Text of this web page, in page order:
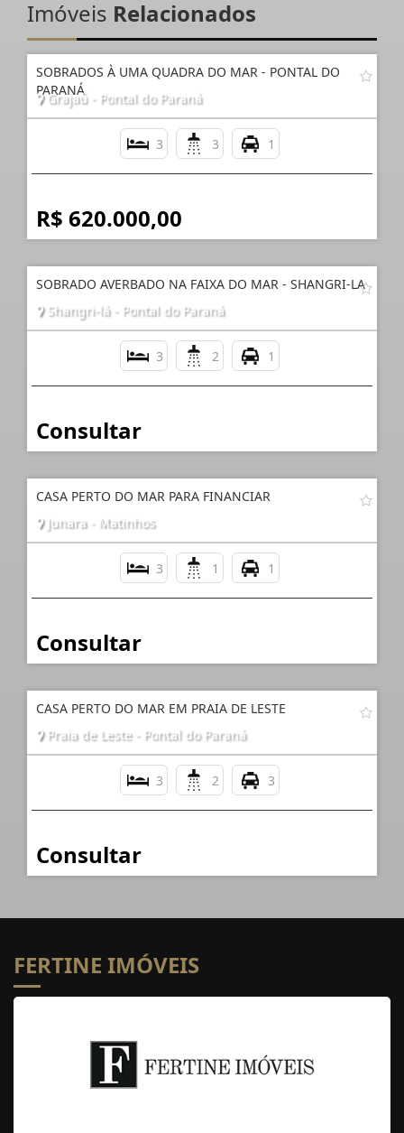
Imóveis Relacionados
SOBRADOS À UMA QUADRA DO MAR - PONTAL DO
PARANÁ
Grajaú - Pontal do Paraná
3 3 1
R$ 620.000,00
SOBRADO AVERBADO NA FAIXA DO MAR - SHANGRI-LA
Shangri-lá - Pontal do Paraná
3 2 1
Consultar
CASA PERTO DO MAR PARA FINANCIAR
Junara - Matinhos
3 1 1
Consultar
CASA PERTO DO MAR EM PRAIA DE LESTE
Praia de Leste - Pontal do Paraná
3 2 3
Consultar
FERTINE IMÓVEIS